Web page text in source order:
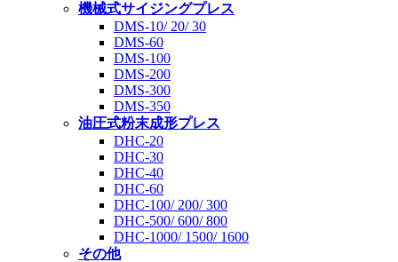
機械式サイジングプレス
DMS-10/ 20/ 30
DMS-60
DMS-100
DMS-200
DMS-300
DMS-350
油圧式粉末成形プレス
DHC-20
DHC-30
DHC-40
DHC-60
DHC-100/ 200/ 300
DHC-500/ 600/ 800
DHC-1000/ 1500/ 1600
その他